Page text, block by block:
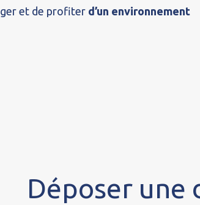
et de profiter d’un environnement
Déposer une